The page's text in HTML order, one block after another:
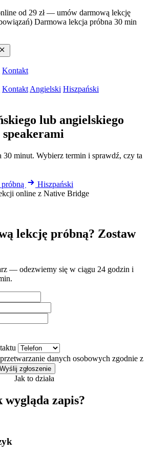
od 29 zł — umów darmową lekcję
Darmowa lekcja próbna 30 min
Kontakt
Kontakt Angielski Hiszpański
lub angielskiego
30 minut. Wybierz termin i sprawdź, czy ta
Hiszpański
lekcję próbną? Zostaw
— odezwiemy się w ciągu 24 godzin i
danych osobowych zgodnie z
Wyślij zgłoszenie
Jak to działa
wygląda zapis?